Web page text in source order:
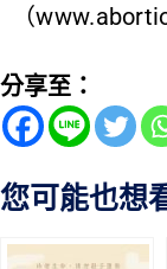
（
分享至：
您可能也想